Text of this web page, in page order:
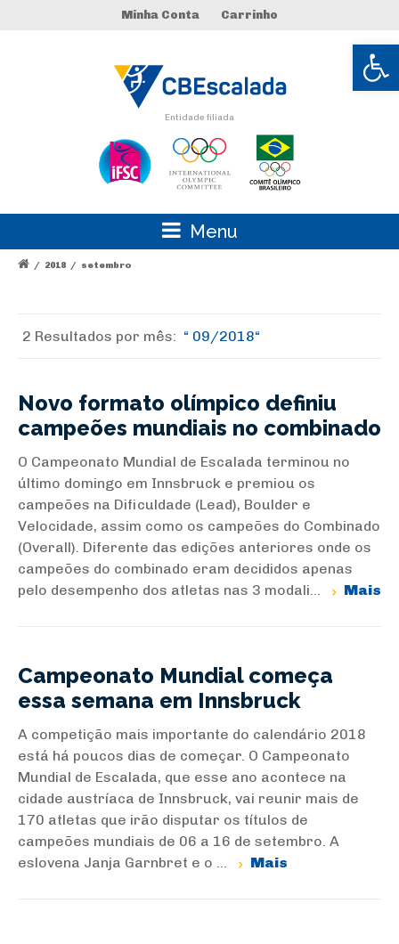
Abrir
Minha Conta Carrinho
Entidade filiada
Menu
/ 2018 / setembro
2 Resultados por mês: 09/2018
Novo formato olímpico definiu
campeões mundiais no combinado
O Campeonato Mundial de Escalada terminou no
último domingo em Innsbruck e premiou os
campeões na Dificuldade (Lead), Boulder e
Velocidade, assim como os campeões do Combinado
(Overall). Diferente das edições anteriores onde os
campeões do combinado eram decididos apenas
pelo desempenho dos atletas nas 3 modali...
Mais
Campeonato Mundial começa
essa semana em Innsbruck
A competição mais importante do calendário 2018
está há poucos dias de começar. O Campeonato
Mundial de Escalada, que esse ano acontece na
cidade austríaca de Innsbruck, vai reunir mais de
170 atletas que irão disputar os títulos de
campeões mundiais de 06 a 16 de setembro. A
eslovena Janja Garnbret e o ...
Mais